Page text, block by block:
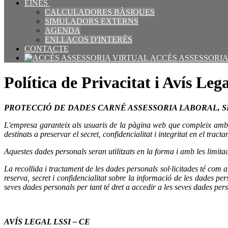
EINES
CALCULADORES BÀSIQUES
SIMULADORS EXTERNS
AGENDA
ENLLAÇOS D'INTERÈS
CONTACTE
ACCÉS
Política de Privacitat i Avís
PROTECCIÓ DE DADES CARNÉ ASSESSORIA LABORAL,
L'empresa garanteix als usuaris de la pàgina web que compleix
destinats a preservar el secret, confidencialitat i integritat en el
Aquestes dades personals seran utilitzats en la forma i amb les
La recollida i tractament de les dades personals sol·licitades té
reserva, secret i confidencialitat sobre la informació de les dades
seves dades personals per tant té dret a accedir a les seves dades
AVÍS LEGAL LSSI – CE